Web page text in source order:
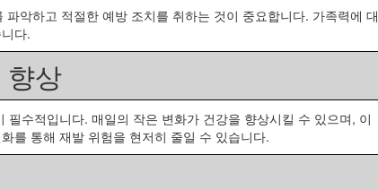
악하고 적절한 예방 조치를 취하는 것이 중요합니다. 가족력에 대
다.
향상
수적입니다. 매일의 작은 변화가 건강을 향상시킬 수 있으며, 이
를 통해 재발 위험을 현저히 줄일 수 있습니다.